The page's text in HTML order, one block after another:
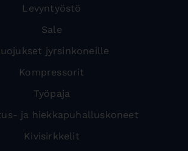
Levyntyöstö
Sale
jyrsinkoneille
Kompressorit
Työpaja
ja hiekkapuhalluskoneet
Kivisirkkelit